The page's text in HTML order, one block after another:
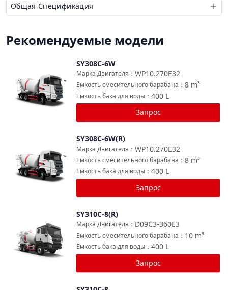
Общая Спецификация
Рекомендуемые модели
SY308C-6W
WP10.270E32
Марка Двигателя ：
8 m³
Емкость смесительного барабана ：
400 L
Емкость бака для воды ：
Запрос
SY308C-6W(R)
WP10.270E32
Марка Двигателя ：
8 m³
Емкость смесительного барабана ：
400 L
Емкость бака для воды ：
Запрос
SY310C-8(R)
D09C3-360E3
Марка Двигателя ：
10 m³
Емкость смесительного барабана ：
400 L
Емкость бака для воды ：
Запрос